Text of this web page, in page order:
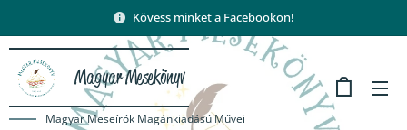
Kövess minket a Facebookon!
Magyar Mesekönyv
Magyar Meseírók Magánkiadású Művei